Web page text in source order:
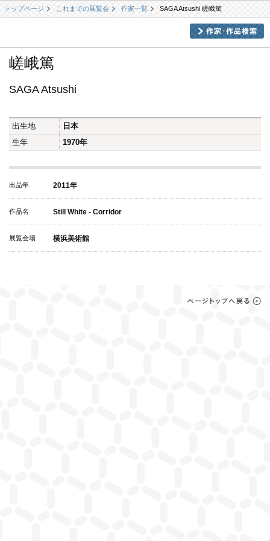
トップページ これまでの展覧会 作家一覧 SAGA Atsushi 嵯峨篤
嵯峨篤
SAGA Atsushi
出生地
日本
生年
1970年
出品年 2011年
作品名 Still White - Corridor
展覧会場 横浜美術館